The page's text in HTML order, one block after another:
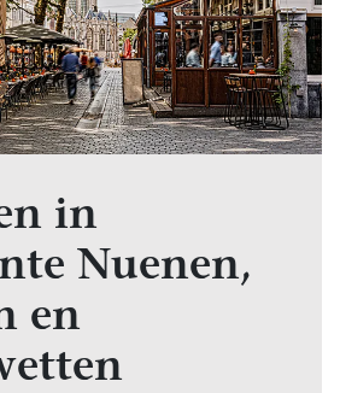
in
Nuenen,
en